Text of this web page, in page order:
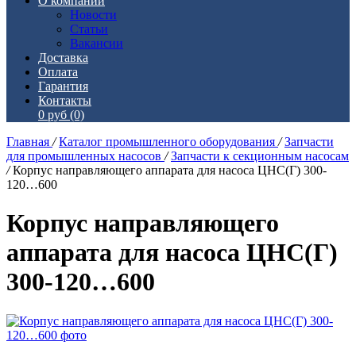
Новости
Статьи
Вакансии
Доставка
Оплата
Гарантия
Контакты
0 руб (0)
Главная / Каталог промышленного оборудования / Запчасти
для промышленных насосов / Запчасти к секционным насосам
/ Корпус направляющего аппарата для насоса ЦНС(Г) 300-
120…600
Корпус направляющего
аппарата для насоса ЦНС(Г)
300-120…600